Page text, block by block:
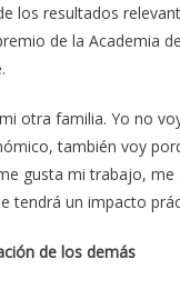
los resultados
de la Academia
otra familia. Yo no
también voy
gusta mi trabajo, me
tendrá un impacto
de los demás